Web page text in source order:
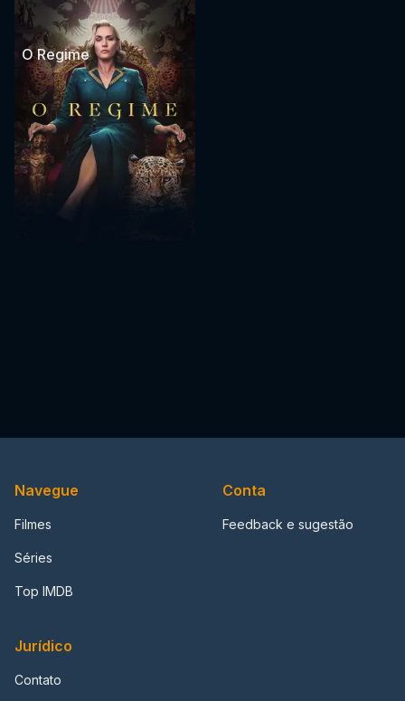
O Regime
Navegue
Filmes
Séries
Top IMDB
Conta
Feedback e sugestão
Jurídico
Contato